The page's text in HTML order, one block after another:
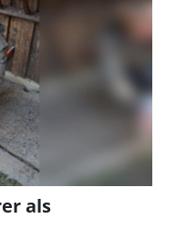
als